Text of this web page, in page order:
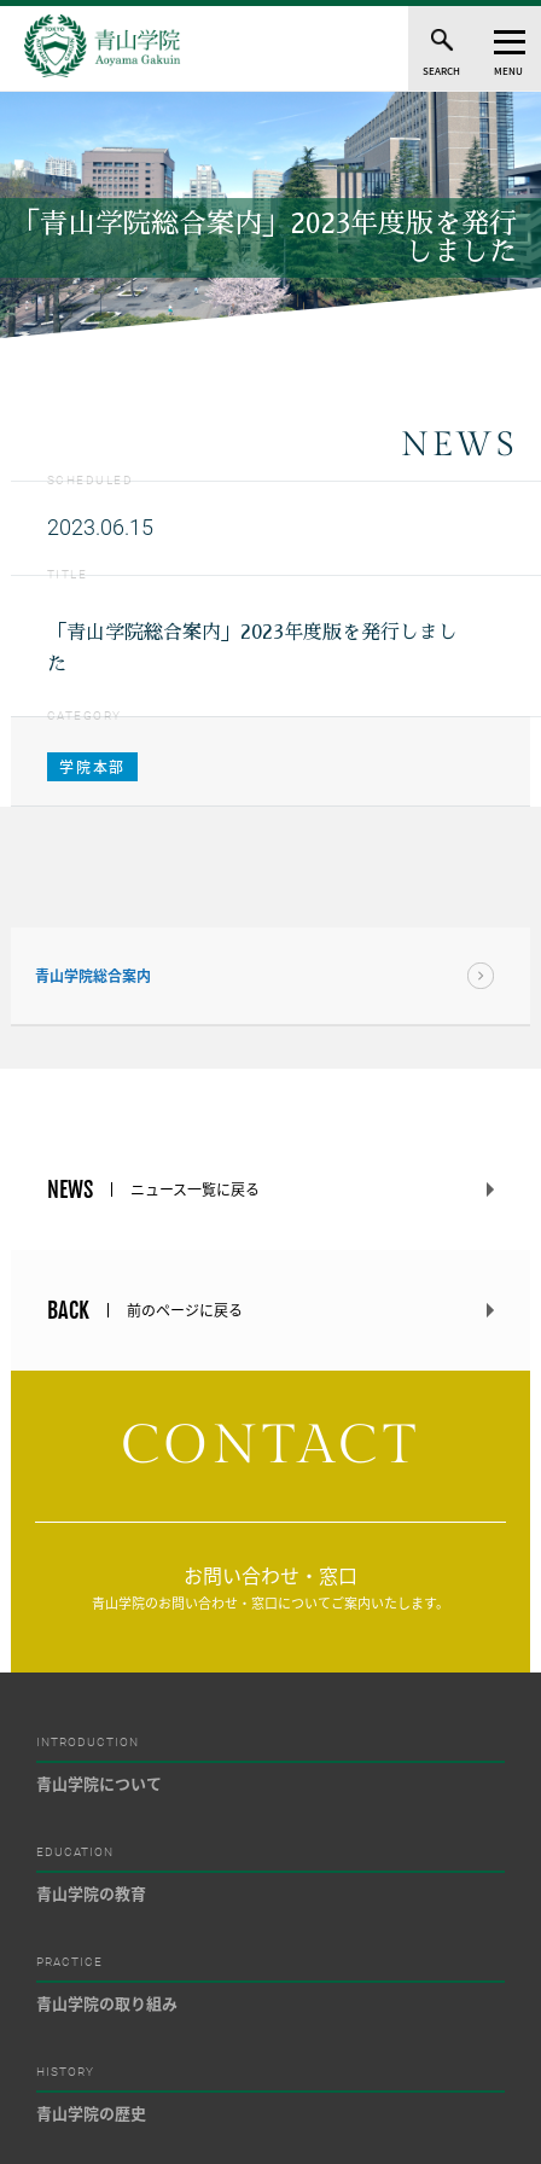
SEARCH MENU
「青山学院総合案内」2023年度版を発行
しました
NEWS
SCHEDULED
2023.06.15
TITLE
「青山学院総合案内」2023年度版を発行しまし
た
CATEGORY
学院本部
青山学院総合案内
NEWS ニュース一覧に戻る
BACK 前のページに戻る
CONTACT
お問い合わせ・窓口
青山学院のお問い合わせ・窓口についてご案内いたします。
INTRODUCTION
青山学院について
EDUCATION
青山学院の教育
PRACTICE
青山学院の取り組み
HISTORY
青山学院の歴史